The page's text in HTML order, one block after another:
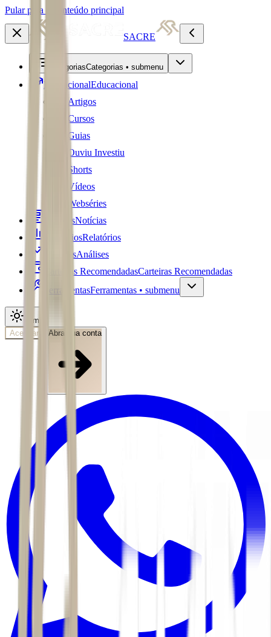
Pular para o conteúdo principal
SACRE
CategoriasCategorias • submenu
EducacionalEducacional
Artigos
Cursos
Guias
Ouviu Investiu
Shorts
Vídeos
Webséries
NotíciasNotícias
RelatóriosRelatórios
AnálisesAnálises
Carteiras RecomendadasCarteiras Recomendadas
FerramentasFerramentas • submenu
Tema
Acessar
Abra sua conta